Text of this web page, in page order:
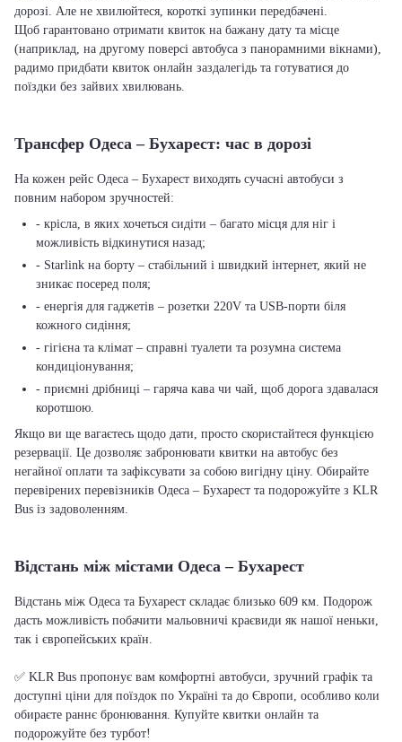
дорозі. Але не хвилюйтеся, короткі зупинки передбачені.
Щоб гарантовано отримати квиток на бажану дату та місце
(наприклад, на другому поверсі автобуса з панорамними вікнами),
радимо придбати квиток онлайн заздалегідь та готуватися до
поїздки без зайвих хвилювань.
Трансфер Одеса – Бухарест: час в дорозі
На кожен рейс Одеса – Бухарест виходять сучасні автобуси з
повним набором зручностей:
- крісла, в яких хочеться сидіти – багато місця для ніг і
можливість відкинутися назад;
- Starlink на борту – стабільний і швидкий інтернет, який не
зникає посеред поля;
- енергія для гаджетів – розетки 220V та USB-порти біля
кожного сидіння;
- гігієна та клімат – справні туалети та розумна система
кондиціонування;
- приємні дрібниці – гаряча кава чи чай, щоб дорога здавалася
коротшою.
Якщо ви ще вагаєтесь щодо дати, просто скористайтеся функцією
резервації. Це дозволяє забронювати квитки на автобус без
негайної оплати та зафіксувати за собою вигідну ціну. Обирайте
перевірених перевізників Одеса – Бухарест та подорожуйте з KLR
Bus із задоволенням.
Відстань між містами Одеса – Бухарест
Відстань між Одеса та Бухарест складає близько 609 км. Подорож
дасть можливість побачити мальовничі краєвиди як нашої неньки,
так і європейських країн.
✅ KLR Bus пропонує вам комфортні автобуси, зручний графік та
доступні ціни для поїздок по Україні та до Європи, особливо коли
обираєте раннє бронювання. Купуйте квитки онлайн та
подорожуйте без турбот!